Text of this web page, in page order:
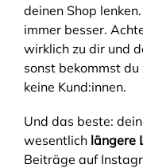
deinen Shop
immer besser.
wirklich zu dir und
sonst bekommst
keine Kund:innen.
Und das beste:
wesentlich längere
Beiträge auf